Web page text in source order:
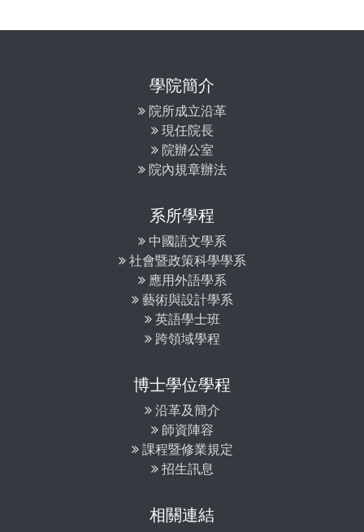
學院簡介
院所成立沿革
現任院長
院辦公室
院內規章辦法
系所學程
中國語文學系
社會暨政策科學學系
應用外語學系
藝術與設計學系
英語學士班
跨領域學程
博士學位學程
沿革及簡介
師資陣容
課程暨修業規定
招生訊息
相關連結